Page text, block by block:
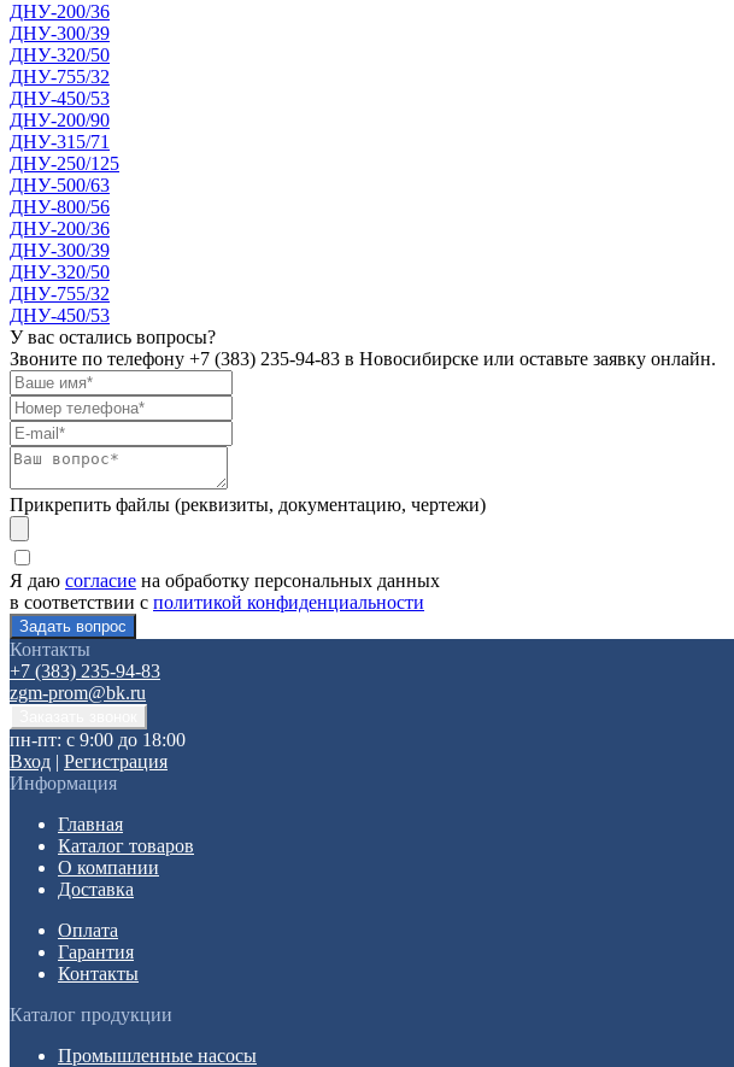
ДНУ-200/36
ДНУ-300/39
ДНУ-320/50
ДНУ-755/32
ДНУ-450/53
ДНУ-200/90
ДНУ-315/71
ДНУ-250/125
ДНУ-500/63
ДНУ-800/56
ДНУ-200/36
ДНУ-300/39
ДНУ-320/50
ДНУ-755/32
ДНУ-450/53
У вас остались вопросы?
Звоните по телефону +7 (383) 235-94-83 в Новосибирске или оставьте заявку онлайн.
Прикрепить файлы (реквизиты, документацию, чертежи)
Я даю согласие на обработку персональных данных
в соответствии с политикой конфиденциальности
Контакты
+7 (383) 235-94-83
zgm-prom@bk.ru
пн-пт: с 9:00 до 18:00
Вход | Регистрация
Информация
Главная
Каталог товаров
О компании
Доставка
Оплата
Гарантия
Контакты
Каталог продукции
Промышленные насосы